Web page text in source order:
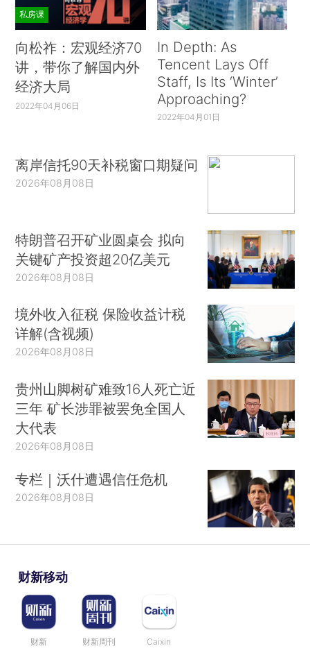
私房课
向松祚：宏观经济70
讲，带你了解国内外
经济大局
2022年04月06日
In Depth: As
Tencent Lays Off
Staff, Is Its ‘Winter’
Approaching?
2022年04月01日
离岸信托90天补税窗口期疑问
2026年08月08日
特朗普召开矿业圆桌会 拟向
关键矿产投资超20亿美元
2026年08月08日
境外收入征税 保险收益计税
详解(含视频)
2026年08月08日
贵州山脚树矿难致16人死亡近
三年 矿长涉罪被罢免全国人
大代表
2026年08月08日
专栏｜沃什遭遇信任危机
2026年08月08日
财新移动
财新 财新周刊 Caixin